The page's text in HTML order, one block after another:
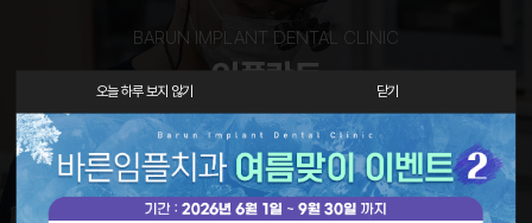
오늘 하루 보지 않기 닫기
BARUN IMPLANT DENTAL CLINIC
임플란트
바로가기 →